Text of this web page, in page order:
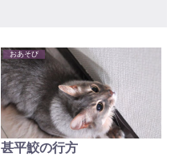
おあそび
甚平鮫の行方